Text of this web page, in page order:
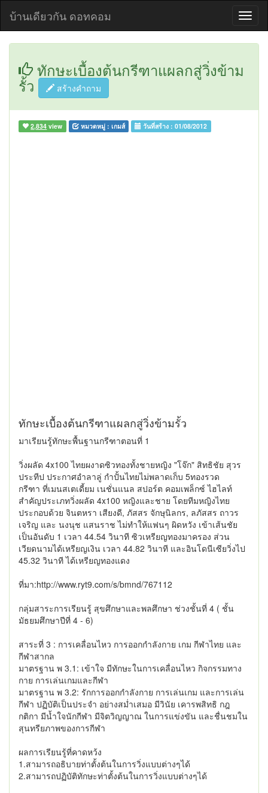
บ้านเดียวกัน ดอทคอม
ทักษะเบื้องต้นกรีฑาแผลกสู่วิ่งข้าม
รั้ว สร้างคำถาม
2,834 view หมวดหมู่ : เกมส์ วันที่สร้าง :01/08/2012
ทักษะเบื้องต้นกรีฑาแผลกสู่วิ่งข้ามรั้ว
มาเรียนรู้ทักษะพื้นฐานกรีฑาตอนที่ 1
วิ่งผลัด 4x100 ไทยผงาดซิวทองทั้งชายหญิง "โจ๊ก" สิทธิชัย สุวร
ประทีป ประกาศอำลาลู่ กำปั้นไทยไม่พลาดเก็บ 5ทองรวด
กรีฑา ที่เมนสเตเดี้ยม เนชั่นแนล สปอร์ต คอมเพล็กซ์ ไฮไลท์
สำคัญประเภทวิ่งผลัด 4x100 หญิงและชาย โดยทีมหญิงไทย
ประกอบด้วย จินตหรา เสียงดี, ภัสสร จักษุนิลกร, ลภัสสร ถาวร
เจริญ และ นงนุช แสนราช ไม่ทำให้แฟนๆ ผิดหวัง เข้าเส้นชัย
เป็นอันดับ 1 เวลา 44.54 วินาที ซิวเหรียญทองมาครอง ส่วน
เวียดนามได้เหรียญเงิน เวลา 44.82 วินาที และอินโดนีเซียวิ่งไป
45.32 วินาที ได้เหรียญทองแดง
ที่มา:http://www.ryt9.com/s/bmnd/767112
กลุ่มสาระการเรียนรู้ สุขศึกษาและพลศึกษา ช่วงชั้นที่ 4 ( ชั้น
มัธยมศึกษาปีที่ 4 - 6)
สาระที่ 3 : การเคลื่อนไหว การออกกำลังกาย เกม กีฬาไทย และ
กีฬาสากล
มาตรฐาน พ 3.1: เข้าใจ มีทักษะในการเคลื่อนไหว กิจกรรมทาง
กาย การเล่นเกมและกีฬา
มาตรฐาน พ 3.2: รักการออกกำลังกาย การเล่นเกม และการเล่น
กีฬา ปฏิบัติเป็นประจำ อย่างสม่ำเสมอ มีวินัย เคารพสิทธิ กฎ
กติกา มีน้ำใจนักกีฬา มีจิตวิญญาณ ในการแข่งขัน และชื่นชมใน
สุนทรียภาพของการกีฬา
ผลการเรียนรู้ที่คาดหว้ง
1.สามารถอธิบายท่าตั้งต้นในการวิ่งแบบต่างๆได้
2.สามารถปฏิบัติทักษะท่าตั้งต้นในการวิ่งแบบต่างๆได้